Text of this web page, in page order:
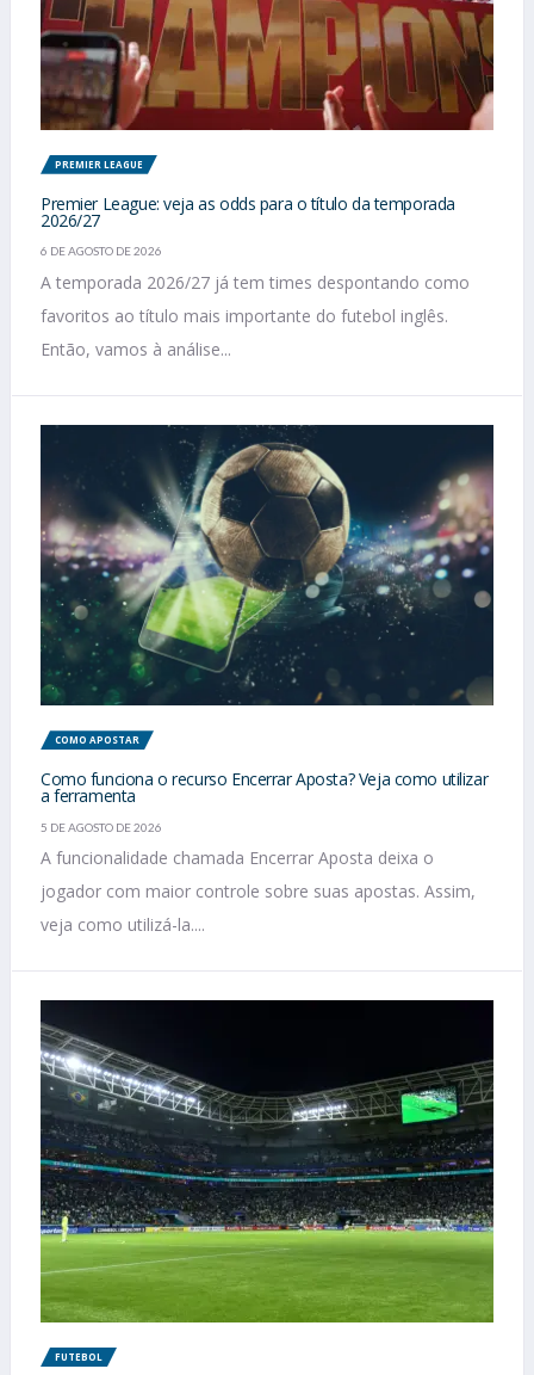
PREMIER LEAGUE
Premier League: veja as odds para o título da temporada
2026/27
6 DE AGOSTO DE 2026
A temporada 2026/27 já tem times despontando como
favoritos ao título mais importante do futebol inglês.
Então, vamos à análise...
COMO APOSTAR
Como funciona o recurso Encerrar Aposta? Veja como utilizar
a ferramenta
5 DE AGOSTO DE 2026
A funcionalidade chamada Encerrar Aposta deixa o
jogador com maior controle sobre suas apostas. Assim,
veja como utilizá-la....
FUTEBOL